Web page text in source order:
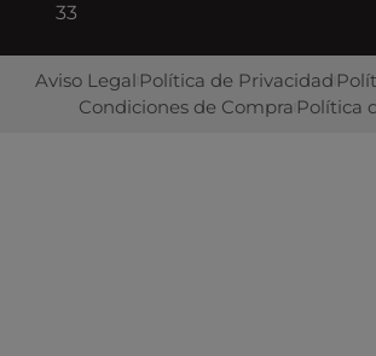
33
Aviso Legal Política de Privacidad
Condiciones de Compra Política